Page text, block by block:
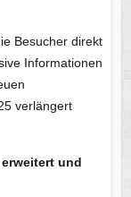
Besucher direkt
Informationen
verlängert
und